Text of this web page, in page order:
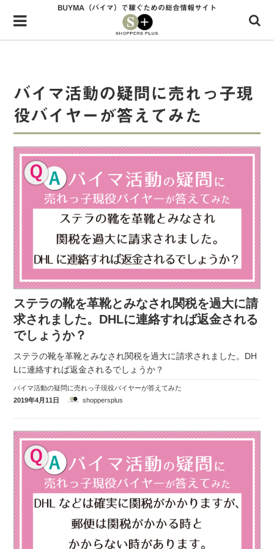
Menu
HOME
34歳独身OLバイマ実践記
無在庫で自由気ままに稼ぐ！バイマ実践記
ファッショントレンドを発信！SP通信
BUYMAで人気のブランド
BUYMAの売れ筋商品
バイマ活動の疑問に売れっ子現役バイヤーが答えてみた
実録！海外ショップで買ってみた！
海外SHOP LIST
パーソナルショッパー指南書
BUYMA（バイマ）で稼ぐための総合情報サイト
バイマ活動の疑問に売れっ子現
役バイヤーが答えてみた
ステラの靴を革靴とみなされ関税を過大に請
求されました。DHLに連絡すれば返金される
でしょうか？
ステラの靴を革靴とみなされ関税を過大に請求されました。DH
Lに連絡すれば返金されるでしょうか？
バイマ活動の疑問に売れっ子現役バイヤーが答えてみた
2019年4月11日
shoppersplus